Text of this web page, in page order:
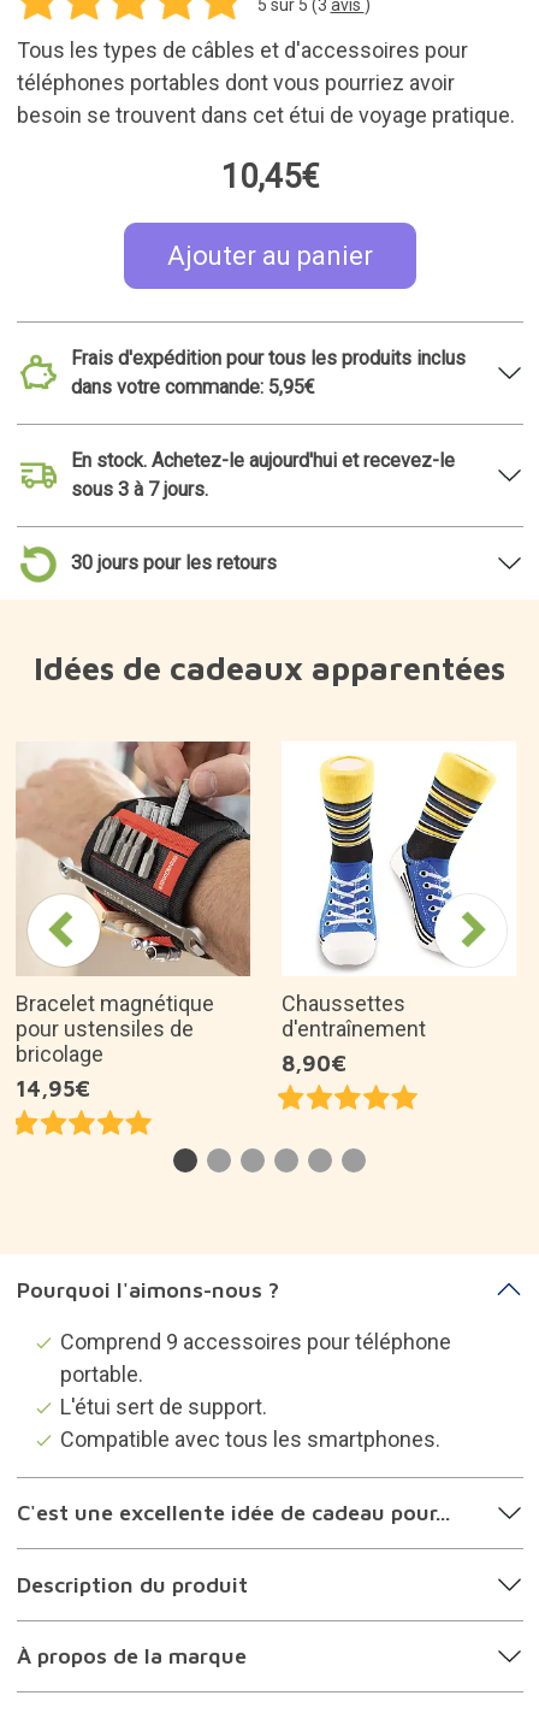
Tous les types de câbles et d'accessoires pour
téléphones portables dont vous pourriez avoir
besoin se trouvent dans cet étui de voyage pratique.
Ajouter au panier
Frais d'expédition pour tous les produits inclus
dans votre commande: 5,95€
En stock. Achetez-le aujourd'hui et recevez-le
sous 3 à 7 jours.
30 jours pour les retours
Bracelet magnétique
pour ustensiles de
bricolage
14,95€
Chaussettes
d'entraînement
8,90€
Pourquoi l'aimons-nous ?
Comprend 9 accessoires pour téléphone
portable.
L'étui sert de support.
Compatible avec tous les smartphones.
C'est une excellente idée de cadeau pour...
Description du produit
À propos de la marque